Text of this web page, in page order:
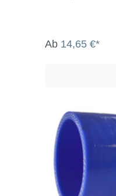
Ab 14,65 €*